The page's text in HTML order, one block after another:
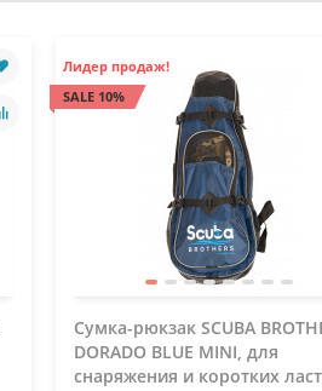
Лидер продаж!
SALE 10%
Сумка-рюкзак SCUBA
DORADO BLUE MINI, для
снаряжения и коротких ласт